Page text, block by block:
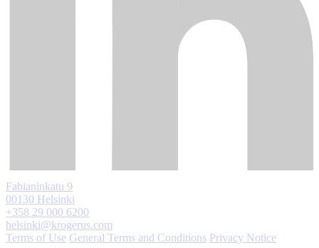
Fabianinkatu 9
00130 Helsinki
+358 29 000 6200
helsinki@krogerus.com
Terms of Use General Terms and Conditions Privacy Notice